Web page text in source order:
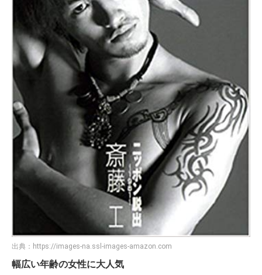
出典： https://images-na.ssl-images-amazon.com
幅広い年齢の女性に大人気